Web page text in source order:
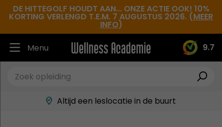
DE HITTEGOLF HOUDT AAN... ONZE ACTIE OOK! 10%
KORTING VERLENGD T.E.M. 7 AUGUSTUS 2026. (MEER
INFO)
9.7
Menu
Ruim 30.000 tevreden studenten
Beste docenten in de branche
Altijd een leslocatie in de buurt